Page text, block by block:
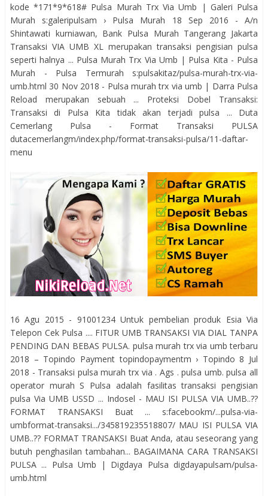
kode *171*9*618# Pulsa Murah Trx Via Umb | Galeri Pulsa
Murah s:galeripulsam › Pulsa Murah 18 Sep 2016 - A/n
Shintawati kurniawan, Bank Pulsa Murah Tangerang Jakarta
Transaksi VIA UMB XL merupakan transaksi pengisian pulsa
seperti halnya ... Pulsa Murah Trx Via Umb | Pulsa Kita - Pulsa
Murah - Pulsa Termurah s:pulsakitaz/pulsa-murah-trx-via-
umb.html 30 Nov 2018 - Pulsa murah trx via umb | Darra Pulsa
Reload merupakan sebuah ... Proteksi Dobel Transaksi:
Transaksi di Pulsa Kita tidak akan terjadi pulsa ... Duta
Cemerlang Pulsa - Format Transaksi PULSA
dutacemerlangm/index.php/format-transaksi-pulsa/11-daftar-
menu
16 Agu 2015 - 91001234 Untυk pembelian produk Esia Via
Telepon Cek Pulsa .... FITUR UMB TRANSAKSI VIA DIAL TANPA
PENDING DAN BEBAS PULSA. pulsa murah trx via umb terbaru
2018 – Topindo Payment topindopaymentm › Topindo 8 Jul
2018 - Transaksi pulsa murah trx via . Ags . pulsa umb. pulsa all
operator murah S Pulsa adalah fasilitas transaksi pengisian
pulsa Via UMB USSD ... Indosel - MAU ISI PULSA VIA UMB..??
FORMAT TRANSAKSI Buat ... s:facebookm/...pulsa-via-
umbformat-transaksi.../345819235518807/ MAU ISI PULSA VIA
UMB..?? FORMAT TRANSAKSI Buat Anda, atau seseorang yang
butuh penghasilan tambahan... BAGAIMANA CARA TRANSAKSI
PULSA ... Pulsa Umb | Digdaya Pulsa digdayapulsam/pulsa-
umb.html